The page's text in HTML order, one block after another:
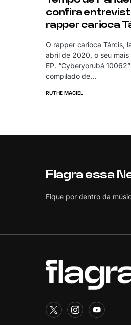
confira
rapper carioca
O rapper carioca Tárcis,
abril de 2020, o seu mais
EP. “Cyberyorubá
compilado de…
RUTHE MACIEL
Flagra essa
Fique por dentro da